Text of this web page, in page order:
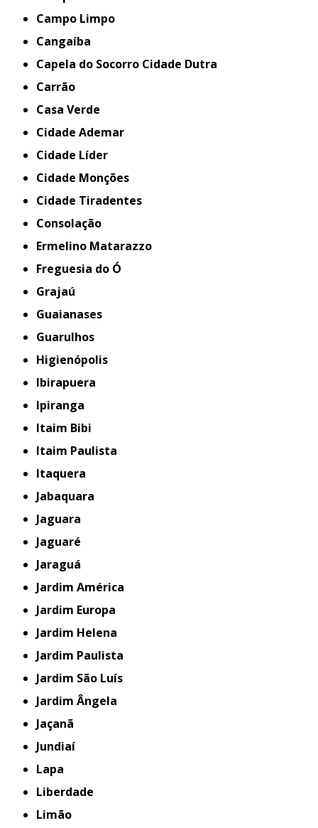
Campo Limpo
Cangaíba
Capela do Socorro Cidade Dutra
Carrão
Casa Verde
Cidade Ademar
Cidade Líder
Cidade Monções
Cidade Tiradentes
Consolação
Ermelino Matarazzo
Freguesia do Ó
Grajaú
Guaianases
Guarulhos
Higienópolis
Ibirapuera
Ipiranga
Itaim Bibi
Itaim Paulista
Itaquera
Jabaquara
Jaguara
Jaguaré
Jaraguá
Jardim América
Jardim Europa
Jardim Helena
Jardim Paulista
Jardim São Luís
Jardim Ângela
Jaçanã
Jundiaí
Lapa
Liberdade
Limão